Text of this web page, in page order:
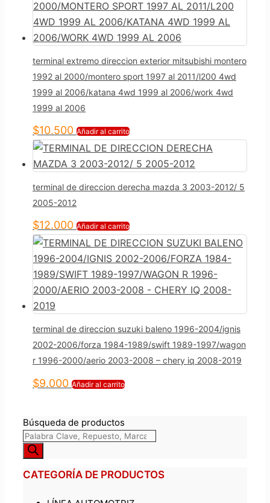
terminal extremo direccion exterior mitsubishi montero
1992 al 2000/montero sport 1997 al 2011/l200 4wd
1999 al 2006/katana 4wd 1999 al 2006/work 4wd
1999 al 2006
$10.500 Añadir al carrito
terminal de direccion derecha mazda 3 2003-2012/ 5
2005-2012
$12.000 Añadir al carrito
terminal de direccion suzuki baleno 1996-2004/ignis
2002-2006/forza 1984-1989/swift 1989-1997/wagon
r 1996-2000/aerio 2003-2008 – chery iq 2008-2019
$9.000 Añadir al carrito
Búsqueda de productos
CATEGORÍA DE PRODUCTOS